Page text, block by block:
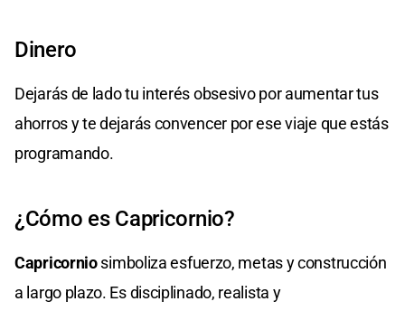
Dinero
Dejarás de lado tu interés obsesivo por aumentar tus
ahorros y te dejarás convencer por ese viaje que estás
programando.
¿Cómo es Capricornio?
Capricorniosimboliza esfuerzo, metas y construcción
a largo plazo. Es disciplinado, realista y